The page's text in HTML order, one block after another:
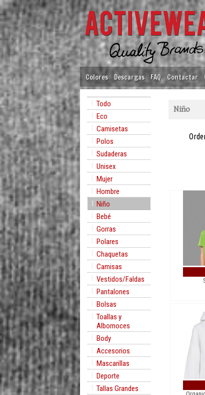
Colores Descargas FAQ Contactar
Todo
Eco
Camisetas
Polos
Sudaderas
Unisex
Mujer
Hombre
Niño
Bebé
Gorras
Polares
Chaquetas
Camisas
Vestidos/Faldas
Pantalones
Bolsas
Toallas y
Albornoces
Body
Accesorios
Mascarillas
Deporte
Tallas Grandes
Niño